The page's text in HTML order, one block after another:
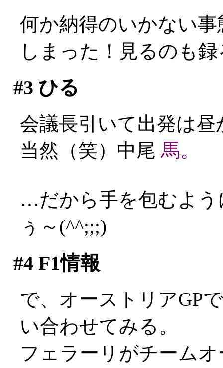
何か納得のいかない
しまった！見るのも
#3 ひる
会議長引いて出発は昼
当然（笑）中尾 馬。
…だから手を包むよう
ぅ～(^^;;;)
#4F1情報
で、オーストリアGP
い合わせてみる。
フェラーリがチーム